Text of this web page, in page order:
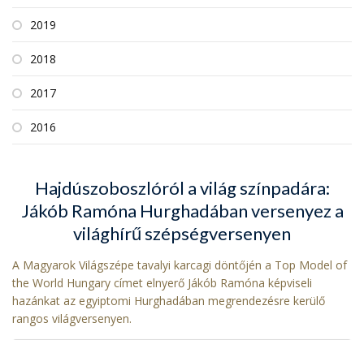
2019
2018
2017
2016
Hajdúszoboszlóról a világ színpadára:
Jákób Ramóna Hurghadában versenyez a
világhírű szépségversenyen
A Magyarok Világszépe tavalyi karcagi döntőjén a Top Model of
the World Hungary címet elnyerő Jákób Ramóna képviseli
hazánkat az egyiptomi Hurghadában megrendezésre kerülő
rangos világversenyen.